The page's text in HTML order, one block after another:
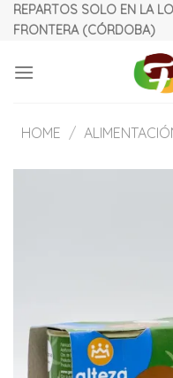
SkipREPARTOS SOLO EN LA
FRONTERA (CÓRDOBA)
HOME /